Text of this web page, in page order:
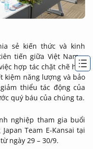
sẻ kiến thức và kinh
tiến giữa Việt Nam –
hợp tác chặt chẽ hơn
kiệm năng lượng và bảo
thiểu tác động của
quý báu của chúng ta.
nghiệp tham gia buổi
Team E-Kansai tại
ngày 29 – 30/9.